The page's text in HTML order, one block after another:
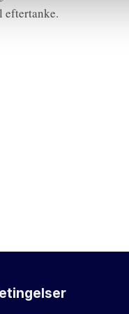
eftertanke.